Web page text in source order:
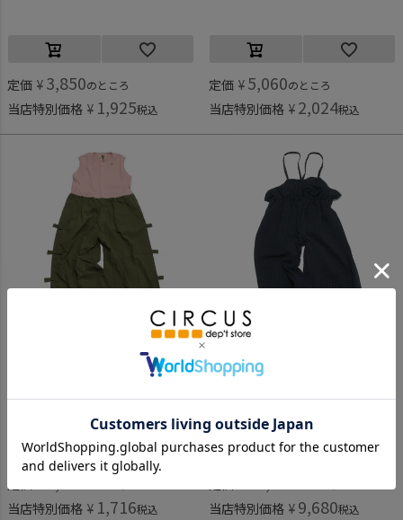
定価 ¥ 3,850のところ
当店特別価格 ¥ 1,925税込
定価 ¥ 5,060のところ
当店特別価格 ¥ 2,024税込
定価
当店特別価格 ¥ 1,716税込
フィス
当店特別価格 ¥ 9,680税込